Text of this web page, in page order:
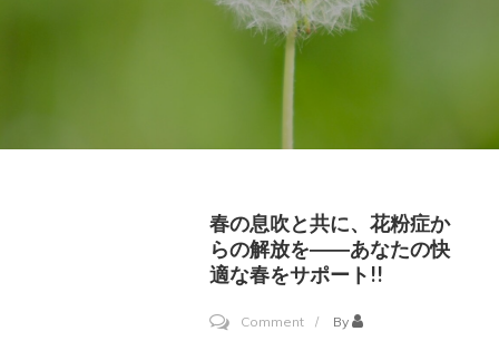
春の息吹と共に、花粉症か
らの解放を――あなたの快
適な春をサポート!!
Commenton
By